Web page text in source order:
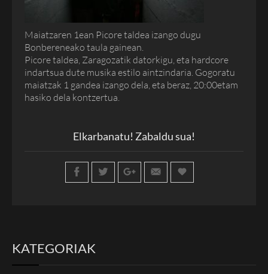
Maiatzaren 1ean Picore taldea izango dugu
Bonbereneako taula gainean.
Picore taldea, Zaragozatik datorkigu, eta hardcore
indartsua dute musika estilo aintzindaria. Gogoratu
maiatzak 1 gandea izango dela, eta beraz, 20:00etam
hasiko dela kontzertua.
Elkarbanatu! Zabaldu sua!
KATEGORIAK